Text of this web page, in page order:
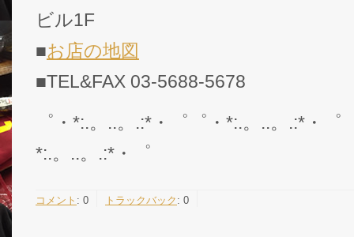
ビル1F
■お店の地図
■TEL&FAX 03-5688-5678
゜・*:.。..。.:*・゜゜・*:.。..。.:*・
*:.。..。.:*・゜
コメント : 0 トラックバック : 0